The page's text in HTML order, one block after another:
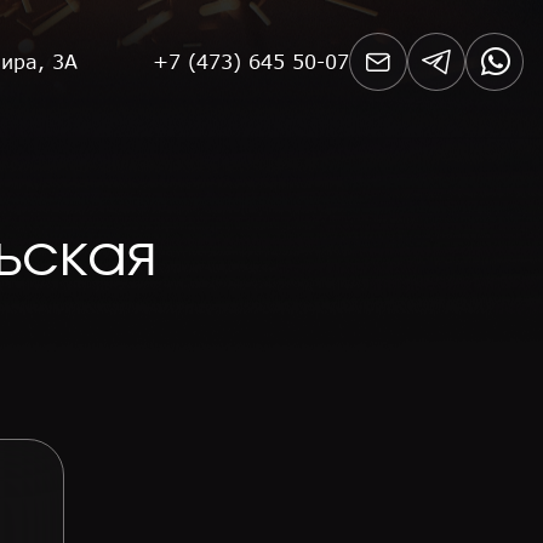
3А +7 (473) 645 50-07